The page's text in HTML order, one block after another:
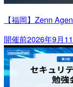
【福岡】Zenn
開催前2026年9月